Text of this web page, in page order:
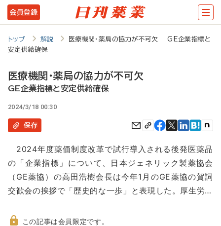
メ
イ
コ
テ
ツ
に
動
会員登録
トップ 解説
医療機関・薬局の協力が不可欠 GE企業指標と
安定供給確保
医療機関・薬局の協力が不可欠
GE企業指標と安定供給確保
2024/3/18 00:30
保存
2024年度薬価制度改革で試行導入される後発医薬品
の「企業指標」について、日本ジェネリック製薬協会
（GE薬協）の高田浩樹会長は今年1月のGE薬協の賀詞
交歓会の挨拶で「歴史的な一歩」と表現した。厚生労…
この記事は会員限定です。